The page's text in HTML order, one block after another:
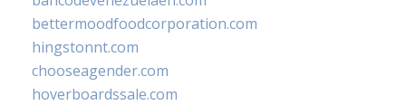
bettermoodfoodcorporation.com
hingstonnt.com
chooseagender.com
hoverboardssale.com